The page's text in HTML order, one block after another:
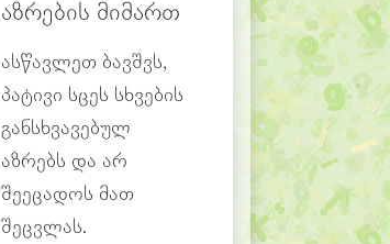
აზრების მიმართ
ასწავლეთ ბავშვს,
პატივი სცეს სხვების
განსხვავებულ
აზრებს და არ
შეეცადოს მათ
შეცვლას.